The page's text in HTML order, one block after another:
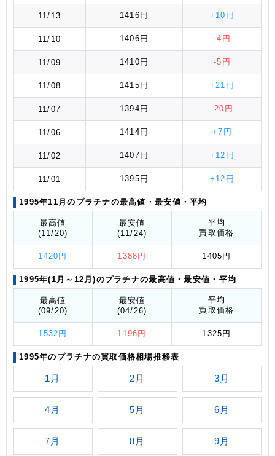
11/13 1416円 +10円
11/10 1406円 -4円
11/09 1410円 -5円
11/08 1415円 +21円
11/07 1394円 -20円
11/06 1414円 +7円
11/02 1407円 +12円
11/01 1395円 +12円
1995年11月のプラチナの最高値 ・最安値 ・平均
最高値
(11/20)
最安値
(11/24)
平均
買取価格
1420円 1388円 1405円
1995年(1月～12月)のプラチナの最高値 ・最安値 ・平均
最高値
(09/20)
最安値
(04/26)
平均
買取価格
1532円 1196円 1325円
1995年のプラチナの買取価格相場推移表
1月 2月 3月
4月 5月 6月
7月 8月 9月